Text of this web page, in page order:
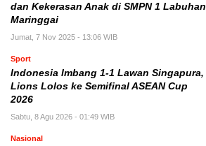
dan Kekerasan Anak di SMPN 1 Labuhan
Maringgai
Jumat, 7 Nov 2025 - 13:06 WIB
Sport
Indonesia Imbang 1-1 Lawan Singapura,
Lions Lolos ke Semifinal ASEAN Cup
2026
Sabtu, 8 Agu 2026 - 01:49 WIB
Nasional